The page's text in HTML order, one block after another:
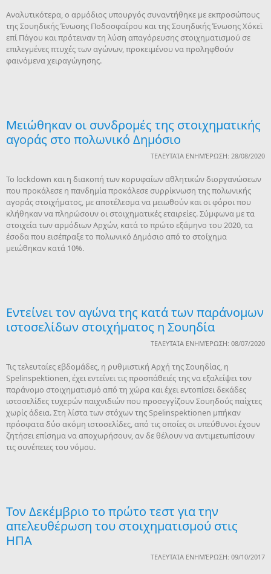
Αναλυτικότερα, ο αρμόδιος υπουργός συναντήθηκε με εκπροσώπους
της Σουηδικής Ένωσης Ποδοσφαίρου και της Σουηδικής Ένωσης Χόκεϊ
επί Πάγου και πρότειναν τη λύση απαγόρευσης στοιχηματισμού σε
επιλεγμένες πτυχές των αγώνων, προκειμένου να προληφθούν
φαινόμενα χειραγώγησης.
Μειώθηκαν οι συνδρομές της στοιχηματικής
αγοράς στο πολωνικό Δημόσιο
ΤΕΛΕΥΤΑΊΑ ΕΝΗΜΈΡΩΣΗ: 28/08/2020
Το lockdown και η διακοπή των κορυφαίων αθλητικών διοργανώσεων
που προκάλεσε η πανδημία προκάλεσε συρρίκνωση της πολωνικής
αγοράς στοιχήματος, με αποτέλεσμα να μειωθούν και οι φόροι που
κλήθηκαν να πληρώσουν οι στοιχηματικές εταιρείες. Σύμφωνα με τα
στοιχεία των αρμόδιων Αρχών, κατά το πρώτο εξάμηνο του 2020, τα
έσοδα που εισέπραξε το πολωνικό Δημόσιο από το στοίχημα
μειώθηκαν κατά 10%.
Εντείνει τον αγώνα της κατά των παράνομων
ιστοσελίδων στοιχήματος η Σουηδία
ΤΕΛΕΥΤΑΊΑ ΕΝΗΜΈΡΩΣΗ: 08/07/2020
Τις τελευταίες εβδομάδες, η ρυθμιστική Αρχή της Σουηδίας, η
Spelinspektionen, έχει εντείνει τις προσπάθειές της να εξαλείψει τον
παράνομο στοιχηματισμό από τη χώρα και έχει εντοπίσει δεκάδες
ιστοσελίδες τυχερών παιχνιδιών που προσεγγίζουν Σουηδούς παίχτες
χωρίς άδεια. Στη λίστα των στόχων της Spelinspektionen μπήκαν
πρόσφατα δύο ακόμη ιστοσελίδες, από τις οποίες οι υπεύθυνοι έχουν
ζητήσει επίσημα να αποχωρήσουν, αν δε θέλουν να αντιμετωπίσουν
τις συνέπειες του νόμου.
Τον Δεκέμβριο το πρώτο τεστ για την
απελευθέρωση του στοιχηματισμού στις
ΗΠΑ
ΤΕΛΕΥΤΑΊΑ ΕΝΗΜΈΡΩΣΗ: 09/10/2017